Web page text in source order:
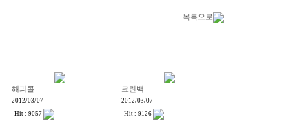
목록으로
해피콜
2012/03/07
Hit : 9057
크린백
2012/03/07
Hit : 9126